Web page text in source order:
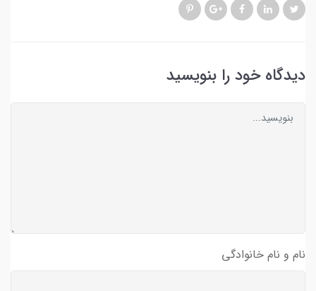
دیدگاه خود را بنویسید
نام و نام خانوادگی